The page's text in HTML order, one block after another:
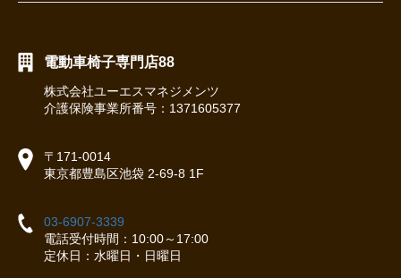
電動車椅子専門店88
株式会社ユーエスマネジメンツ
介護保険事業所番号：1371605377
〒171-0014
東京都豊島区池袋 2-69-8 1F
03-6907-3339
電話受付時間：10:00～17:00
定休日：水曜日・日曜日